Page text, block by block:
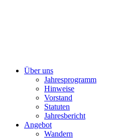
Über uns
Jahresprogramm
Hinweise
Vorstand
Statuten
Jahresbericht
Angebot
Wandern